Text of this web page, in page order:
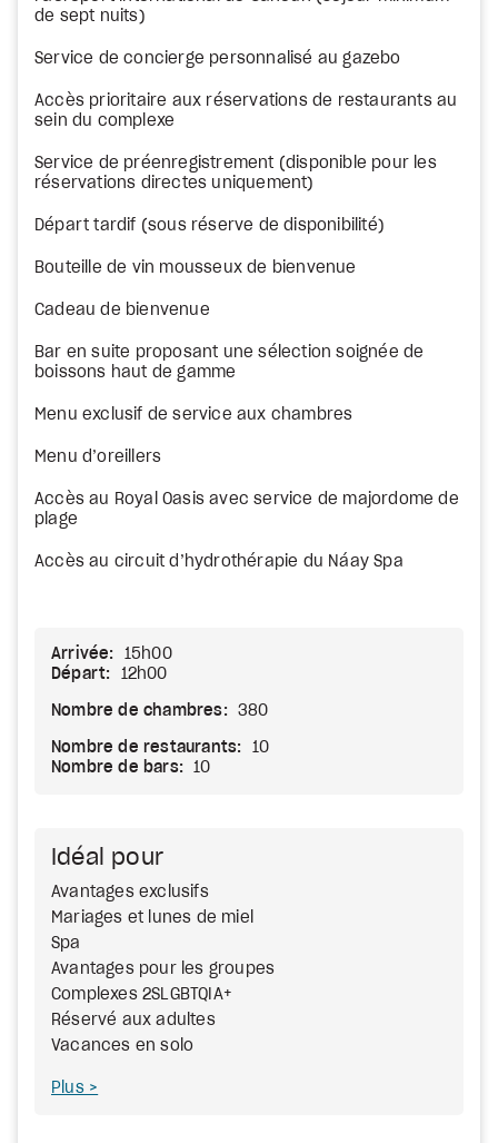
de sept nuits)
Service de concierge personnalisé au gazebo
Accès prioritaire aux réservations de restaurants au
sein du complexe
Service de préenregistrement (disponible pour les
réservations directes uniquement)
Départ tardif (sous réserve de disponibilité)
Bouteille de vin mousseux de bienvenue
Cadeau de bienvenue
Bar en suite proposant une sélection soignée de
boissons haut de gamme
Menu exclusif de service aux chambres
Menu d’oreillers
Accès au Royal Oasis avec service de majordome de
plage
Accès au circuit d’hydrothérapie du Náay Spa
Arrivée:
15h00
Départ:
12h00
Nombre de chambres: 380
Nombre de restaurants:
10
Nombre de bars:
10
Idéal pour
Avantages exclusifs
Mariages et lunes de miel
Spa
Avantages pour les groupes
Complexes 2SLGBTQIA+
Réservé aux adultes
Vacances en solo
Plus